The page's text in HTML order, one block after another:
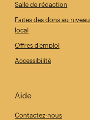
Salle de rédaction
Faites des dons au niveau
local
Offres d'emploi
Accessibilité
Aide
Contactez-nous